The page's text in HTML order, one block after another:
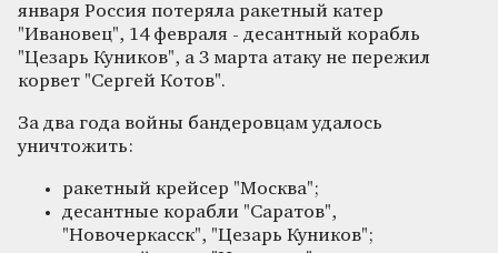
января Россия потеряла ракетный катер
"Ивановец", 14 февраля - десантный корабль
"Цезарь Куников", а 3 марта атаку не пережил
корвет "Сергей Котов".
За два года войны бандеровцам удалось
уничтожить:
ракетный крейсер "Москва";
десантные корабли "Саратов",
"Новочеркасск", "Цезарь Куников";